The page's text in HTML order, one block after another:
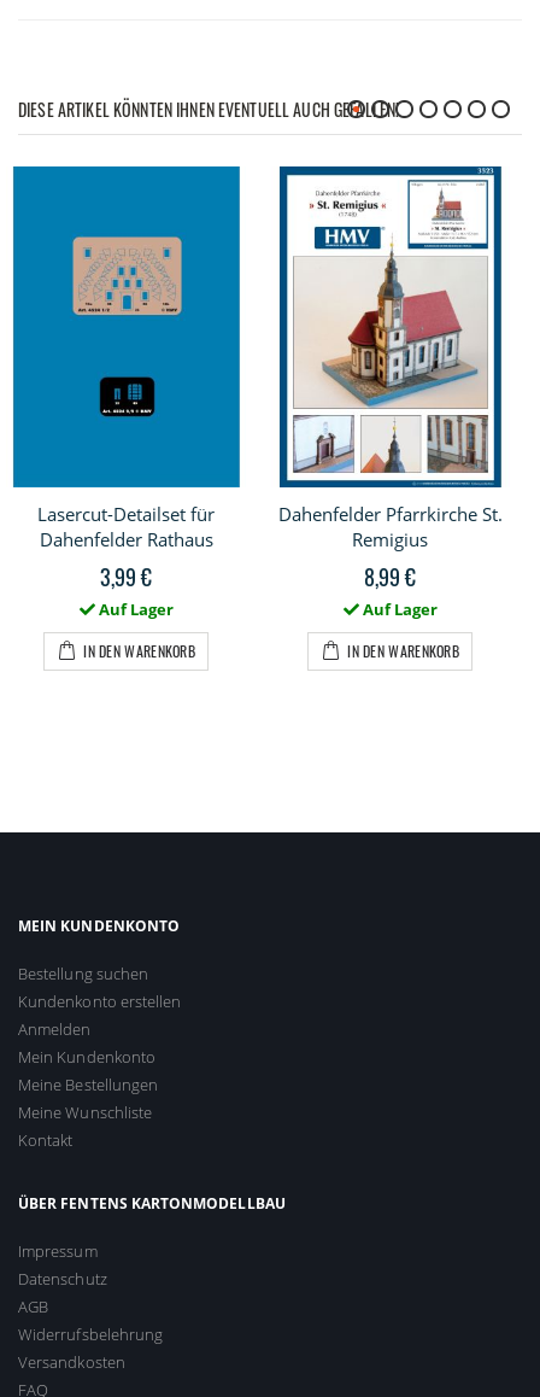
DIESE ARTIKEL KÖNNTEN IHNEN EVENTUELL AUCH GEFALLEN!
Lasercut-Detailset für
Dahenfelder Rathaus
3,99 €
Auf Lager
IN DEN WARENKORB
Dahenfelder Pfarrkirche St.
Remigius
8,99 €
Auf Lager
IN DEN WARENKORB
MEIN KUNDENKONTO
Bestellung suchen
Kundenkonto erstellen
Anmelden
Mein Kundenkonto
Meine Bestellungen
Meine Wunschliste
Kontakt
ÜBER FENTENS KARTONMODELLBAU
Impressum
Datenschutz
AGB
Widerrufsbelehrung
Versandkosten
FAQ